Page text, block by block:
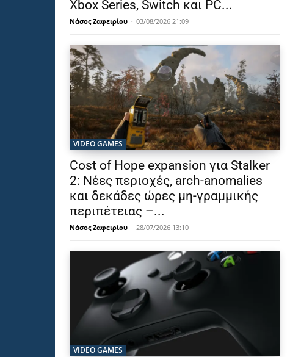
Xbox Series, Switch και PC...
Νάσος Ζαφειρίου - 03/08/2026 21:09
VIDEO GAMES
Cost of Hope expansion για Stalker
2: Νέες περιοχές, arch-anomalies
και δεκάδες ώρες μη-γραμμικής
περιπέτειας –...
Νάσος Ζαφειρίου - 28/07/2026 13:10
VIDEO GAMES